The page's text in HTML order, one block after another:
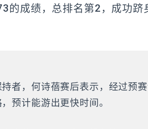
的成绩，总排名第2，成功跻
者，何诗蓓赛后表示，经过预
预计能游出更快时间。